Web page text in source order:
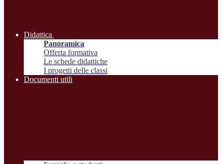
Didattica
Panoramica
Offerta formativa
Le schede didattiche
I progetti delle classi
Documenti utili